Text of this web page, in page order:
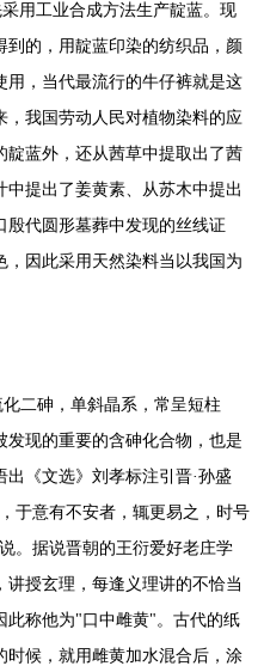
用工业合成方法生产靛蓝。现
的，用靛蓝印染的纺织品，颜
用，当代最流行的牛仔裤就是这
，我国劳动人民对植物染料的应
靛蓝外，还从茜草中提取出了茜
提出了姜黄素、从苏木中提出
殷代圆形墓葬中发现的丝线证
，因此采用天然染料当以我国为
二砷，单斜晶系，常呈短柱
现的重要的含砷化合物，也是
《文选》刘孝标注引晋·孙盛
于意有不安者，辄更易之，时号
。据说晋朝的王衍爱好老庄学
授玄理，每逢义理讲的不恰当
此称他为"口中雌黄"。古代的纸
时候，就用雌黄加水混合后，涂